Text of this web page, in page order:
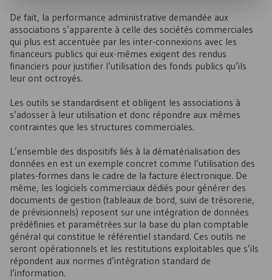
De fait, la performance administrative demandée aux
associations s’apparente à celle des sociétés commerciales
qui plus est accentuée par les inter-connexions avec les
financeurs publics qui eux-mêmes exigent des rendus
financiers pour justifier l’utilisation des fonds publics qu’ils
leur ont octroyés.
Les outils se standardisent et obligent les associations à
s’adosser à leur utilisation et donc répondre aux mêmes
contraintes que les structures commerciales.
L’ensemble des dispositifs liés à la dématérialisation des
données en est un exemple concret comme l’utilisation des
plates-formes dans le cadre de la facture électronique. De
même, les logiciels commerciaux dédiés pour générer des
documents de gestion (tableaux de bord, suivi de trésorerie,
de prévisionnels) reposent sur une intégration de données
prédéfinies et paramétrées sur la base du plan comptable
général qui constitue le référentiel standard. Ces outils ne
seront opérationnels et les restitutions exploitables que s’ils
répondent aux normes d’intégration standard de
l’information.